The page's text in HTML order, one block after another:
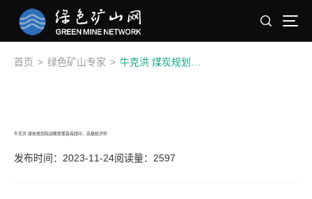
首页 > 绿色矿山专家 >
牛克洪 煤炭规划院战略管理首席顾问，高级经济师
发布时间：2023-11-24阅读量：2597